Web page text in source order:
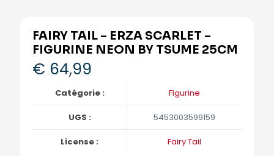
FAIRY TAIL – ERZA SCARLET –
FIGURINE NEON BY TSUME 25CM
€ 64,99
Catégorie : Figurine
UGS : 5453003599159
License : Fairy Tail